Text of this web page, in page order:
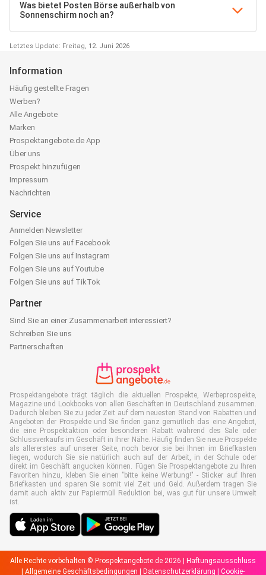
Was bietet Posten Börse außerhalb von
Sonnenschirm noch an?
Letztes Update: Freitag, 12. Juni 2026
Information
Häufig gestellte Fragen
Werben?
Alle Angebote
Marken
Prospektangebote.de App
Über uns
Prospekt hinzufügen
Impressum
Nachrichten
Service
Anmelden Newsletter
Folgen Sie uns auf Facebook
Folgen Sie uns auf Instagram
Folgen Sie uns auf Youtube
Folgen Sie uns auf TikTok
Partner
Sind Sie an einer Zusammenarbeit interessiert?
Schreiben Sie uns
Partnerschaften
Prospektangebote trägt täglich die aktuellen Prospekte, Werbeprospekte,
Magazine und Lookbooks von allen Geschäften in Deutschland zusammen.
Dadurch bleiben Sie zu jeder Zeit auf dem neuesten Stand von Rabatten und
Angeboten der Prospekte und Sie finden ganz gemütlich das eine Angebot,
die eine Prospektaktion oder besonderen Rabatt während des Sale oder
Schlussverkaufs im Geschäft in Ihrer Nähe. Häufig finden Sie neue Prospekte
als allererstes auf unserer Seite, noch bevor sie bei Ihnen im Briefkasten
liegen, wodurch Sie sie natürlich auch auf der Arbeit, in der Schule oder
direkt im Geschäft angucken können. Fügen Sie Prospektangebote zu Ihren
Favoriten hinzu, kleben Sie einen "bitte keine Werbung!" - Sticker auf Ihren
Briefkasten und sparen Sie somit viel Zeit und Geld. Außerdem tragen Sie
damit auch aktiv zur Papiermüll Reduktion bei, was gut für unsere Umwelt
ist.
Alle Rechte vorbehalten © Prospektangebote.de 2026 |
Haftungsausschluss
Allgemeine Geschäftsbedingungen Datenschutzerklärung Cookie-